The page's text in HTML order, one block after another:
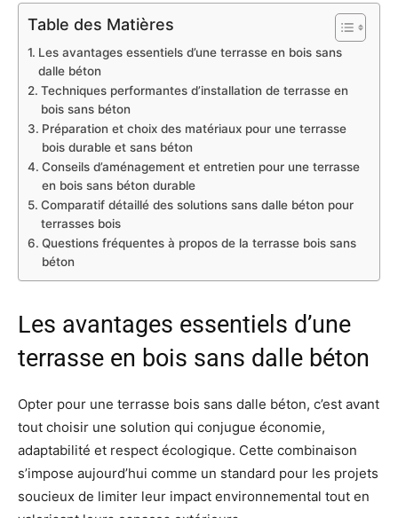
Table des Matières
Les avantages essentiels d’une terrasse en bois sans
dalle béton
Techniques performantes d’installation de terrasse en
bois sans béton
Préparation et choix des matériaux pour une terrasse
bois durable et sans béton
Conseils d’aménagement et entretien pour une terrasse
en bois sans béton durable
Comparatif détaillé des solutions sans dalle béton pour
terrasses bois
Questions fréquentes à propos de la terrasse bois sans
béton
Les avantages essentiels d’une
terrasse en bois sans dalle béton
Opter pour une terrasse bois sans dalle béton, c’est avant
tout choisir une solution qui conjugue économie,
adaptabilité et respect écologique. Cette combinaison
s’impose aujourd’hui comme un standard pour les projets
soucieux de limiter leur impact environnemental tout en